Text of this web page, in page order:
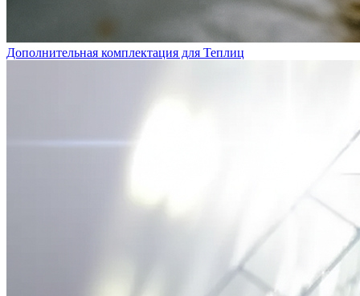
Дополнительная комплектация для Теплиц